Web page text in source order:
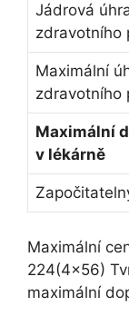
Jádrová
zdravotního
Maximální
zdravotního
Maximální
v lékárně
Maximální
224(4×56)
maximální